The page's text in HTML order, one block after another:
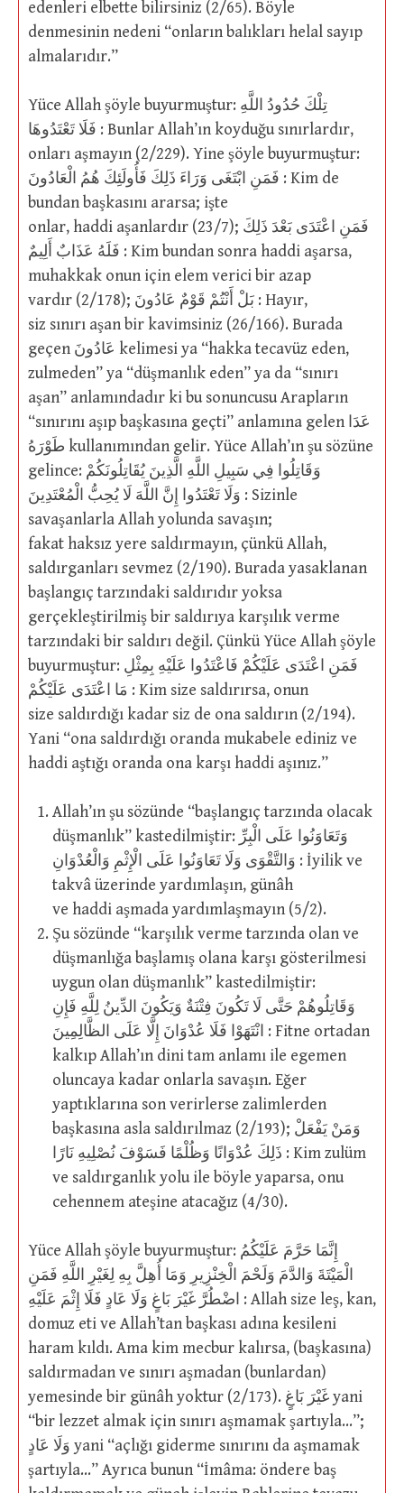
edenleri elbette bilirsiniz (2/65). Böyle
denmesinin nedeni “onların balıkları helal sayıp
almalarıdır.”
Yüce Allah şöyle buyurmuştur: تِلْكَ حُدُودُ اللَّهِ
فَلَا تَعْتَدُوهَا : Bunlar Allah’ın koyduğu sınırlardır,
onları aşmayın (2/229). Yine şöyle buyurmuştur:
فَمَنِ ابْتَغَى وَرَاءَ ذَلِكَ فَأُولَئِكَ هُمُ الْعَادُونَ : Kim de
bundan başkasını ararsa; işte
onlar, haddi aşanlardır (23/7); فَمَنِ اعْتَدَى بَعْدَ ذَلِكَ
فَلَهُ عَذَابٌ أَلِيمٌ : Kim bundan sonra haddi aşarsa,
muhakkak onun için elem verici bir azap
vardır (2/178); بَلْ أَنْتُمْ قَوْمٌ عَادُونَ : Hayır,
siz sınırı aşan bir kavimsiniz (26/166). Burada
geçen عَادُونَ kelimesi ya “hakka tecavüz eden,
zulmeden” ya “düşmanlık eden” ya da “sınırı
aşan” anlamındadır ki bu sonuncusu Arapların
“sınırını aşıp başkasına geçti” anlamına gelen عَدَا
طَوْرَهُ kullanımından gelir. Yüce Allah’ın şu sözüne
gelince: وَقَاتِلُوا فِي سَبِيلِ اللَّهِ الَّذِينَ يُقَاتِلُونَكُمْ
وَلَا تَعْتَدُوا إِنَّ اللَّهَ لَا يُحِبُّ الْمُعْتَدِينَ : Sizinle
savaşanlarla Allah yolunda savaşın;
fakat haksız yere saldırmayın, çünkü Allah,
saldırganları sevmez (2/190). Burada yasaklanan
başlangıç tarzındaki saldırıdır yoksa
gerçekleştirilmiş bir saldırıya karşılık verme
tarzındaki bir saldırı değil. Çünkü Yüce Allah şöyle
buyurmuştur: فَمَنِ اعْتَدَى عَلَيْكُمْ فَاعْتَدُوا عَلَيْهِ بِمِثْلِ
مَا اعْتَدَى عَلَيْكُمْ : Kim size saldırırsa, onun
size saldırdığı kadar siz de ona saldırın (2/194).
Yani “ona saldırdığı oranda mukabele ediniz ve
haddi aştığı oranda ona karşı haddi aşınız.”
Allah’ın şu sözünde “başlangıç tarzında olacak
düşmanlık” kastedilmiştir: وَتَعَاوَنُوا عَلَى الْبِرِّ
وَالتَّقْوَى وَلَا تَعَاوَنُوا عَلَى الْإِثْمِ وَالْعُدْوَانِ : İyilik ve
takvâ üzerinde yardımlaşın, günâh
ve haddi aşmada yardımlaşmayın (5/2).
Şu sözünde “karşılık verme tarzında olan ve
düşmanlığa başlamış olana karşı gösterilmesi
uygun olan düşmanlık” kastedilmiştir:
وَقَاتِلُوهُمْ حَتَّى لَا تَكُونَ فِتْنَةٌ وَيَكُونَ الدِّينُ لِلَّهِ فَإِنِ
انْتَهَوْا فَلَا عُدْوَانَ إِلَّا عَلَى الظَّالِمِينَ : Fitne ortadan
kalkıp Allah’ın dini tam anlamı ile egemen
oluncaya kadar onlarla savaşın. Eğer
yaptıklarına son verirlerse zalimlerden
başkasına asla saldırılmaz (2/193); وَمَنْ يَفْعَلْ
ذَلِكَ عُدْوَانًا وَظُلْمًا فَسَوْفَ نُصْلِيهِ نَارًا : Kim zulüm
ve saldırganlık yolu ile böyle yaparsa, onu
cehennem ateşine atacağız (4/30).
Yüce Allah şöyle buyurmuştur: إِنَّمَا حَرَّمَ عَلَيْكُمُ
الْمَيْتَةَ وَالدَّمَ وَلَحْمَ الْخِنْزِيرِ وَمَا أُهِلَّ بِهِ لِغَيْرِ اللَّهِ فَمَنِ
اضْطُرَّ غَيْرَ بَاغٍ وَلَا عَادٍ فَلَا إِثْمَ عَلَيْهِ : Allah size leş, kan,
domuz eti ve Allah’tan başkası adına kesileni
haram kıldı. Ama kim mecbur kalırsa, (başkasına)
saldırmadan ve sınırı aşmadan (bunlardan)
yemesinde bir günâh yoktur (2/173). غَيْرَ بَاغٍ yani
“bir lezzet almak için sınırı aşmamak şartıyla…”;
وَلَا عَادٍ yani “açlığı giderme sınırını da aşmamak
şartıyla…” Ayrıca bunun “İmâma: öndere baş